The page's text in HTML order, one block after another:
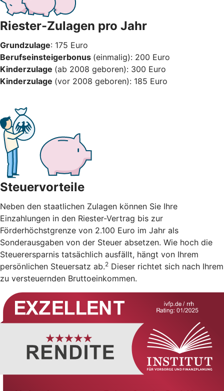
Riester-Zulagen pro Jahr
Grundzulage: 175 Euro
Berufseinsteigerbonus (einmalig): 200 Euro
Kinderzulage (ab 2008 geboren): 300 Euro
Kinderzulage (vor 2008 geboren): 185 Euro
Steuervorteile
Neben den staatlichen Zulagen können Sie Ihre
Einzahlungen in den Riester-Vertrag bis zur
Förderhöchstgrenze von 2.100 Euro im Jahr als
Sonderausgaben von der Steuer absetzen. Wie hoch die
Steuerersparnis tatsächlich ausfällt, hängt von Ihrem
persönlichen Steuersatz ab.2 Dieser richtet sich nach Ihrem
zu versteuernden Bruttoeinkommen.